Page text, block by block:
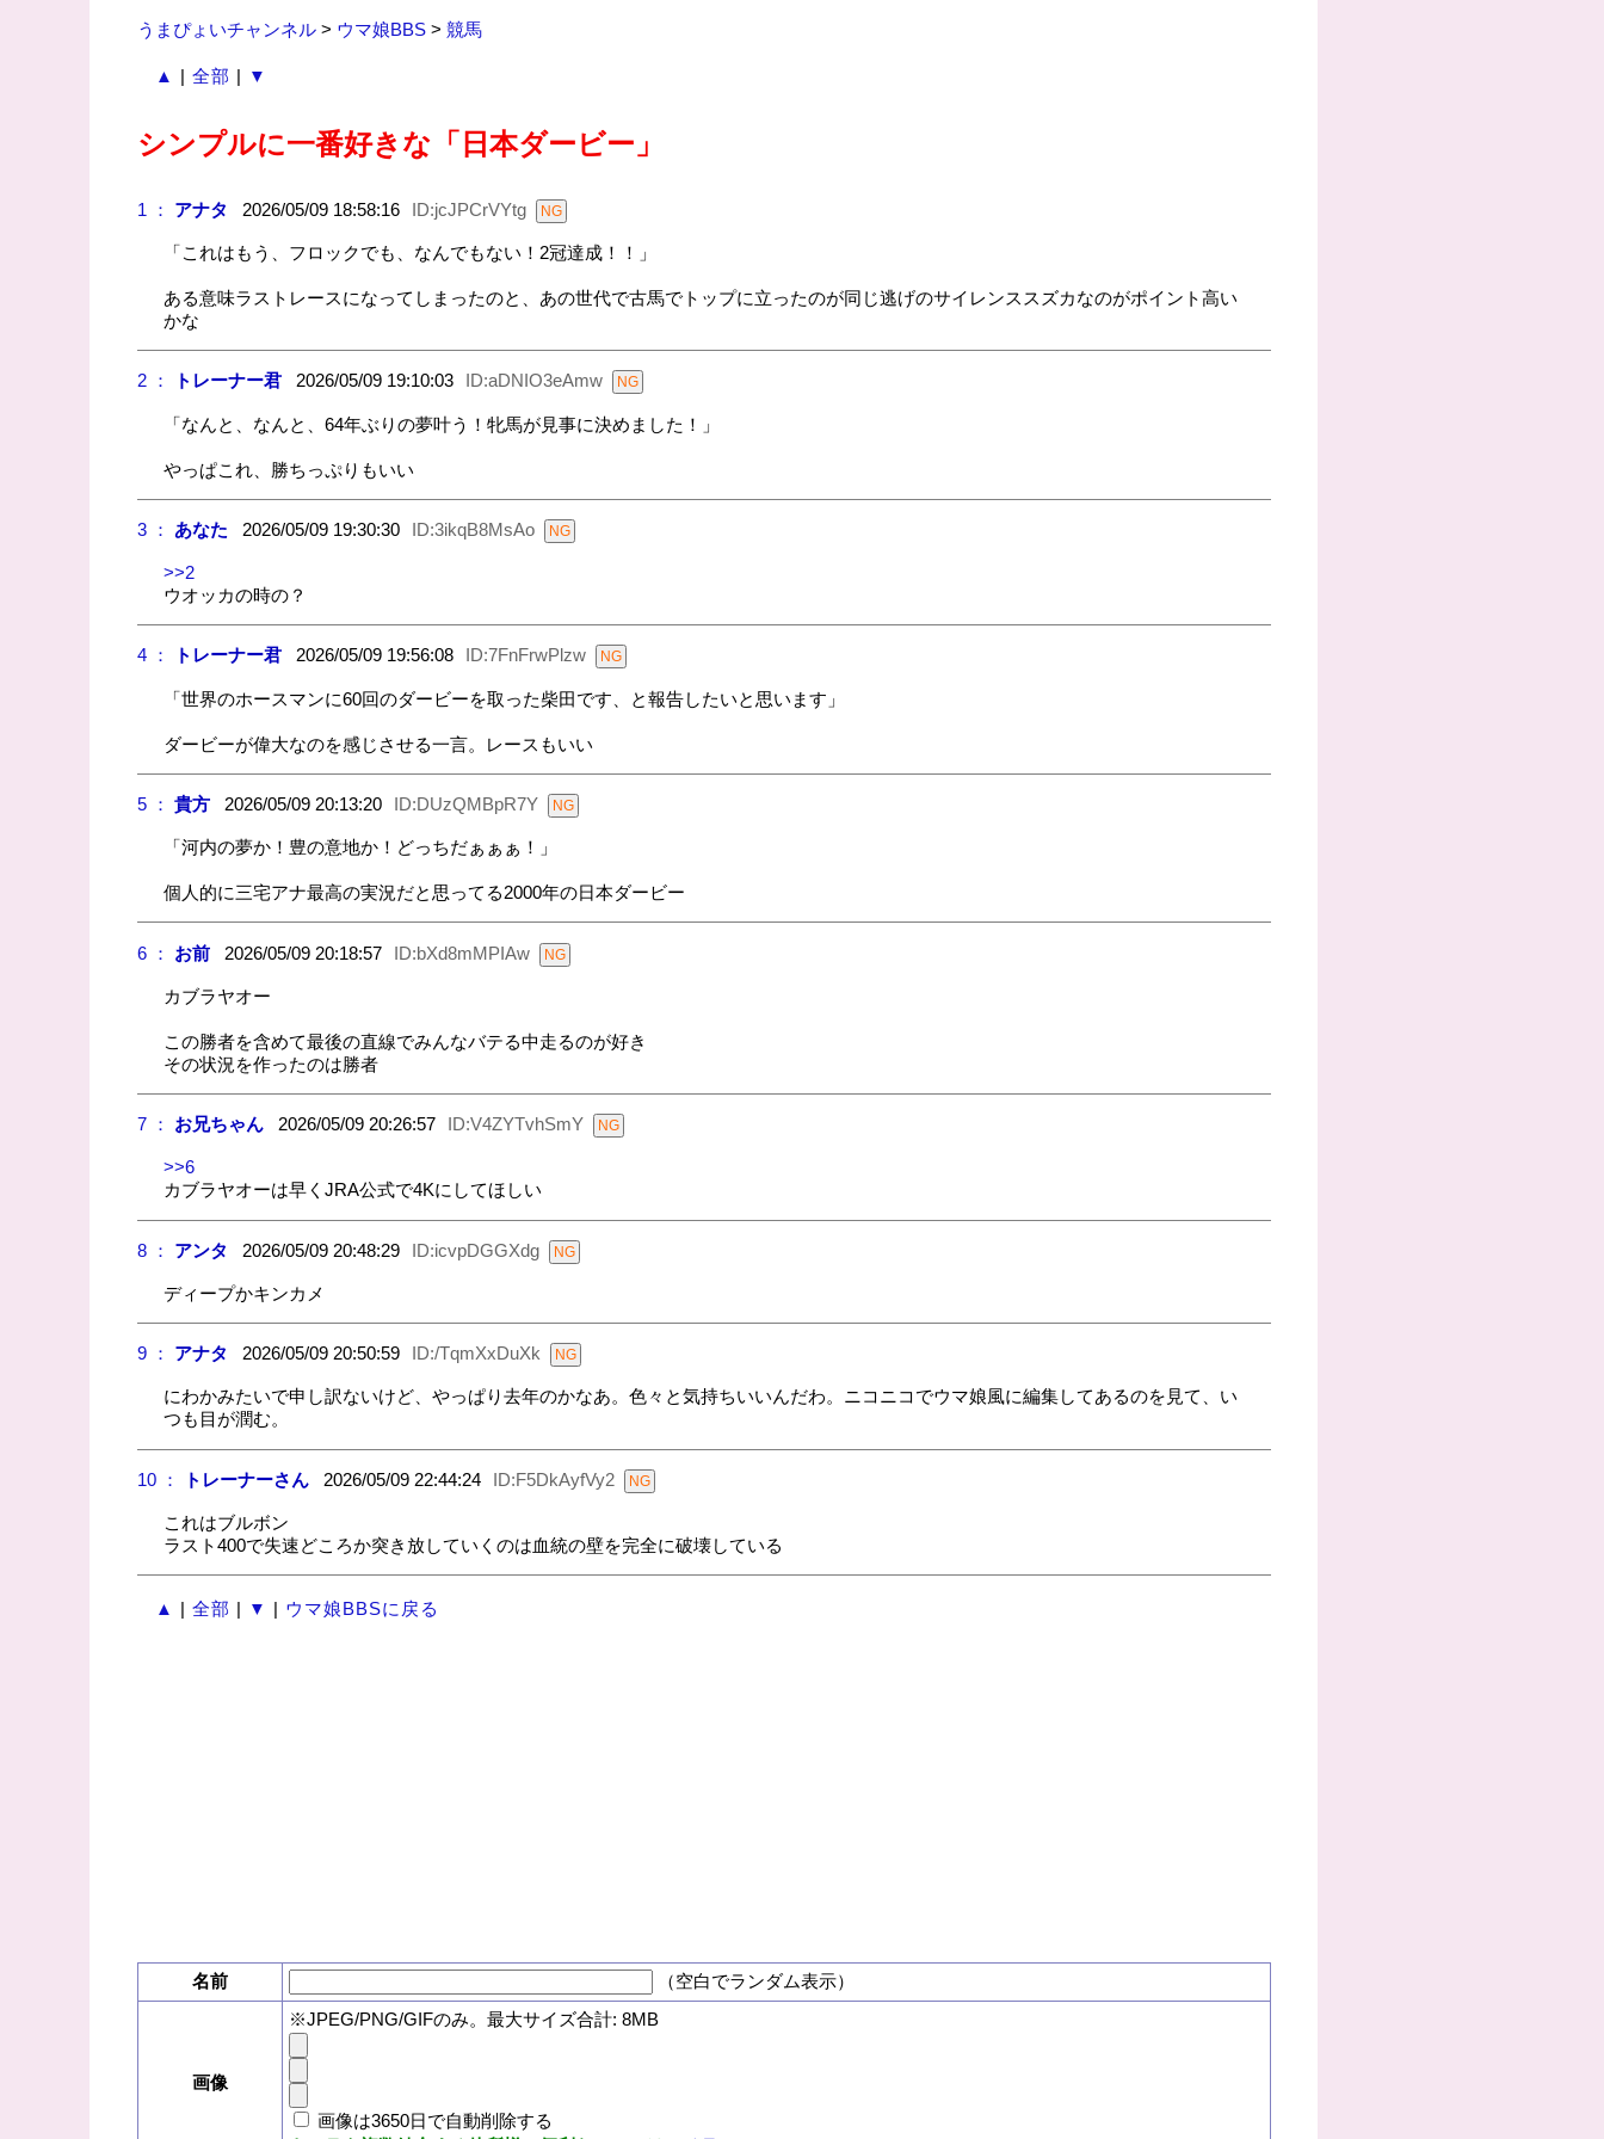
うまぴょいチャンネル> ウマ娘BBS> 競馬
▲ | 全部 | ▼
シンプルに一番好きな「日本ダービー」
1 ： アナタ 2026/05/09 18:58:16 ID:jcJPCrVYtg
「これはもう、フロックでも、なんでもない！2冠達成！！」
ある意味ラストレースになってしまったのと、あの世代で古馬でトップに立ったのが同じ逃げのサイレンススズカなのがポイント高い
かな
2 ： トレーナー君2026/05/09 19:10:03 ID:aDNIO3eAmw
「なんと、なんと、64年ぶりの夢叶う！牝馬が見事に決めました！」
やっぱこれ、勝ちっぷりもいい
3 ： あなた 2026/05/09 19:30:30 ID:3ikqB8MsAo
>>2
ウオッカの時の？
4 ： トレーナー君2026/05/09 19:56:08 ID:7FnFrwPlzw
「世界のホースマンに60回のダービーを取った柴田です、と報告したいと思います」
ダービーが偉大なのを感じさせる一言。レースもいい
5 ： 貴方2026/05/09 20:13:20 ID:DUzQMBpR7Y
「河内の夢か！豊の意地か！どっちだぁぁぁ！」
個人的に三宅アナ最高の実況だと思ってる2000年の日本ダービー
6 ： お前2026/05/09 20:18:57 ID:bXd8mMPIAw
カブラヤオー
この勝者を含めて最後の直線でみんなバテる中走るのが好き
その状況を作ったのは勝者
7 ： お兄ちゃん2026/05/09 20:26:57 ID:V4ZYTvhSmY
>>6
カブラヤオーは早くJRA公式で4Kにしてほしい
8 ： アンタ 2026/05/09 20:48:29 ID:icvpDGGXdg
ディープかキンカメ
9 ： アナタ 2026/05/09 20:50:59 ID:/TqmXxDuXk
にわかみたいで申し訳ないけど、やっぱり去年のかなあ。色々と気持ちいいんだわ。ニコニコでウマ娘風に編集してあるのを見て、い
つも目が潤む。
10 ： トレーナーさん2026/05/09 22:44:24 ID:F5DkAyfVy2
これはブルボン
ラスト400で失速どころか突き放していくのは血統の壁を完全に破壊している
▲ | 全部 | ▼ | ウマ娘BBSに戻る
名前 （空白でランダム表示）
画像
※JPEG/PNG/GIFのみ。最大サイズ合計: 8MB
画像は3650日で自動削除する